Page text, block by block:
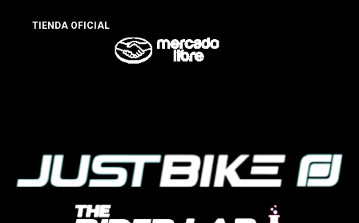
TIENDA OFICIAL